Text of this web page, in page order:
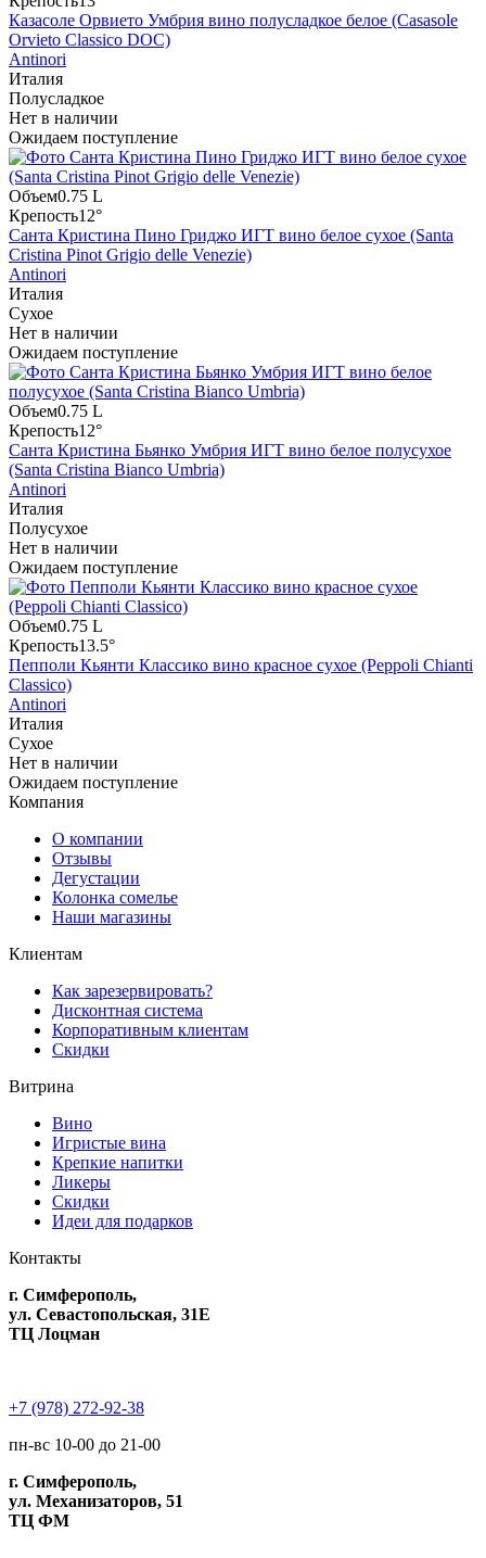
Казасоле Орвието Умбрия вино полусладкое белое (Casasole
Orvieto Classico DOC)
Antinori
Италия
Полусладкое
Нет в наличии
Ожидаем поступление
Объем0.75 L
Крепость12°
Санта Кристина Пино Гриджо ИГТ вино белое сухое (Santa
Cristina Pinot Grigio delle Venezie)
Antinori
Италия
Сухое
Нет в наличии
Ожидаем поступление
Объем0.75 L
Крепость12°
Санта Кристина Бьянко Умбрия ИГТ вино белое полусухое
(Santa Cristina Bianco Umbria)
Antinori
Италия
Полусухое
Нет в наличии
Ожидаем поступление
Объем0.75 L
Крепость13.5°
Пепполи Кьянти Классико вино красное сухое (Peppoli Chianti
Classico)
Antinori
Италия
Сухое
Нет в наличии
Ожидаем поступление
Компания
О компании
Отзывы
Дегустации
Колонка сомелье
Наши магазины
Клиентам
Как зарезервировать?
Дисконтная система
Корпоративным клиентам
Скидки
Витрина
Вино
Игристые вина
Крепкие напитки
Ликеры
Скидки
Идеи для подарков
Контакты
г. Симферополь,
ул. Севастопольская, 31Е
ТЦ Лоцман
+7 (978) 272-92-38
пн-вс 10-00 до 21-00
г. Симферополь,
ул. Механизаторов, 51
ТЦ ФМ